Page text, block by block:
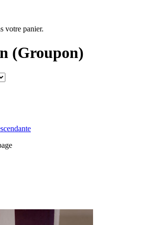
votre panier.
(Groupon)